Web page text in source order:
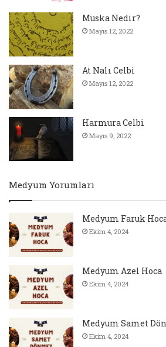
Muska Nedir?
Mayıs 12, 2022
At Nalı Celbi
Mayıs 12, 2022
Harmura Celbi
Mayıs 9, 2022
Medyum Yorumları
Medyum Faruk
Ekim 4, 2024
Medyum Azel Hoca
Ekim 4, 2024
Medyum Samet
Ekim 4, 2024